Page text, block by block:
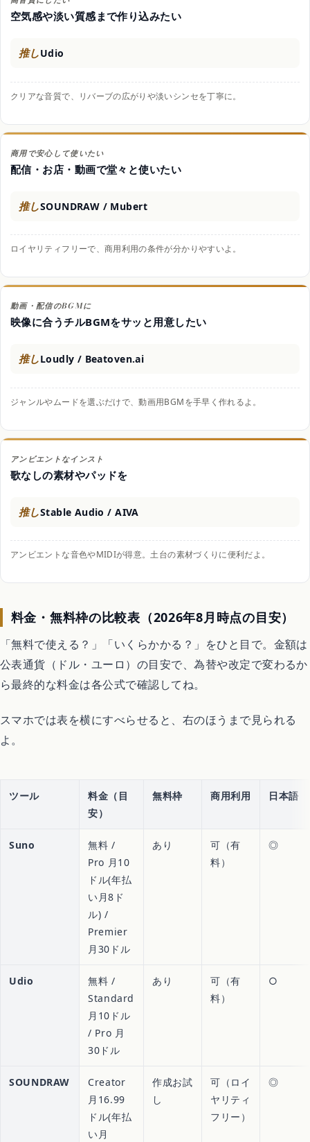
空気感や淡い質感まで作り込みたい
推しUdio
クリアな音質で、リバーブの広がりや淡いシンセを丁寧に。
商用で安心して使いたい
配信・お店・動画で堂々と使いたい
推しSOUNDRAW / Mubert
ロイヤリティフリーで、商用利用の条件が分かりやすいよ。
動画・配信のBGMに
映像に合うチルBGMをサッと用意したい
推しLoudly / Beatoven.ai
ジャンルやムードを選ぶだけで、動画用BGMを手早く作れるよ。
アンビエントなインスト
歌なしの素材やパッドを
推しStable Audio / AIVA
アンビエントな音色やMIDIが得意。土台の素材づくりに便利だよ。
料金・無料枠の比較表（2026年8月時点の目安）
「無料で使える？」「いくらかかる？」をひと目で。金額は
公表通貨（ドル・ユーロ）の目安で、為替や改定で変わるか
ら最終的な料金は各公式で確認してね。
スマホでは表を横にすべらせると、右のほうまで見られる
よ。
ツール
料金（目
安）
無料枠 商用利用 日本語
Suno
無料 /
Pro 月10
ドル(年払
い月8ド
ル) /
Premier
月30ドル
あり
可（有
料）
◎
Udio
無料 /
Standard
月10ドル
/ Pro 月
30ドル
あり
可（有
料）
○
SOUNDRAW
Creator
月16.99
ドル(年払
い月
作成お試
し
可（ロイ
ヤリティ
フリー）
◎